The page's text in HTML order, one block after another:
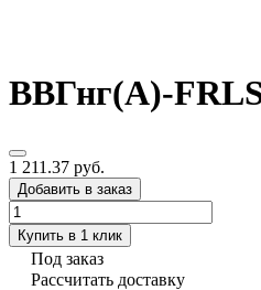
ВВГнг(А)-
1 211.37 руб.
Добавить в заказ
Купить в 1 клик
Под заказ
Рассчитать доставку